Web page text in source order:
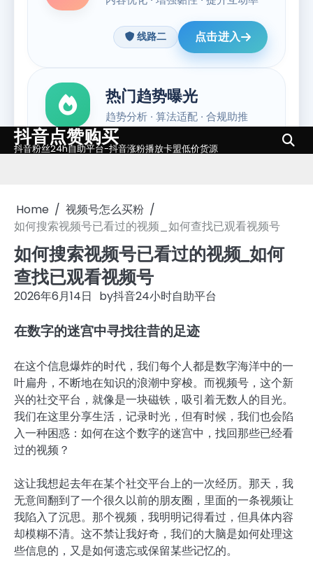
Skip
to
抖音点赞购买
抖音粉丝24h自助平台-抖音涨粉播放卡盟低价货源
Home
视频号怎么买粉
如何搜索视频号已看过的视频_如何查找已观看视频号
如何搜索视频号已看过的视频_如何
查找已观看视频号
2026年6月14日 by抖音24小时自助平台
在数字的迷宫中寻找往昔的足迹
在这个信息爆炸的时代，我们每个人都是数字海洋中的一
叶扁舟，不断地在知识的浪潮中穿梭。而视频号，这个新
兴的社交平台，就像是一块磁铁，吸引着无数人的目光。
我们在这里分享生活，记录时光，但有时候，我们也会陷
入一种困惑：如何在这个数字的迷宫中，找回那些已经看
过的视频？
这让我想起去年在某个社交平台上的一次经历。那天，我
无意间翻到了一个很久以前的朋友圈，里面的一条视频让
我陷入了沉思。那个视频，我明明记得看过，但具体内容
却模糊不清。这不禁让我好奇，我们的大脑是如何处理这
些信息的，又是如何遗忘或保留某些记忆的。